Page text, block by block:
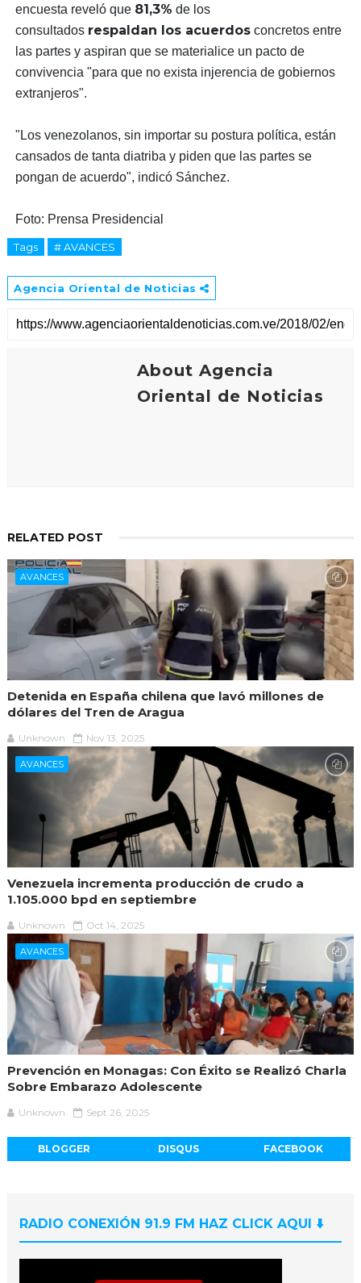
encuesta reveló que 81,3% de los
consultados respaldan los acuerdosconcretos entre
las partes y aspiran que se materialice un pacto de
convivencia "para que no exista injerencia de gobiernos
extranjeros".
"Los venezolanos, sin importar su postura política, están
cansados de tanta diatriba y piden que las partes se
pongan de acuerdo", indicó Sánchez.
Foto: Prensa Presidencial
Tags # AVANCES
Agencia Oriental de Noticias
About Agencia
Oriental de Noticias
RELATED POST
AVANCES
Detenida en España chilena que lavó millones de
dólares del Tren de Aragua
Unknown Nov 13, 2025
AVANCES
Venezuela incrementa producción de crudo a
1.105.000 bpd en septiembre
Unknown Oct 14, 2025
AVANCES
Prevención en Monagas: Con Éxito se Realizó Charla
Sobre Embarazo Adolescente
Unknown Sept 26, 2025
BLOGGER DISQUS FACEBOOK
RADIO CONEXIÓN 91.9 FM HAZ CLICK AQUI ⬇️